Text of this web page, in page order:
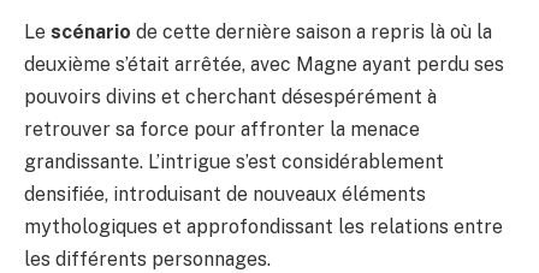
Le scénario de cette dernière saison a repris là où la
deuxième s’était arrêtée, avec Magne ayant perdu ses
pouvoirs divins et cherchant désespérément à
retrouver sa force pour affronter la menace
grandissante. L’intrigue s’est considérablement
densifiée, introduisant de nouveaux éléments
mythologiques et approfondissant les relations entre
les différents personnages.